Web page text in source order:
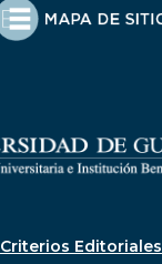
Criterios Editoriales